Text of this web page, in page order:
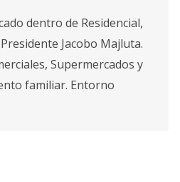
dentro de Residencial,
Jacobo Majluta.
Supermercados y
familiar. Entorno